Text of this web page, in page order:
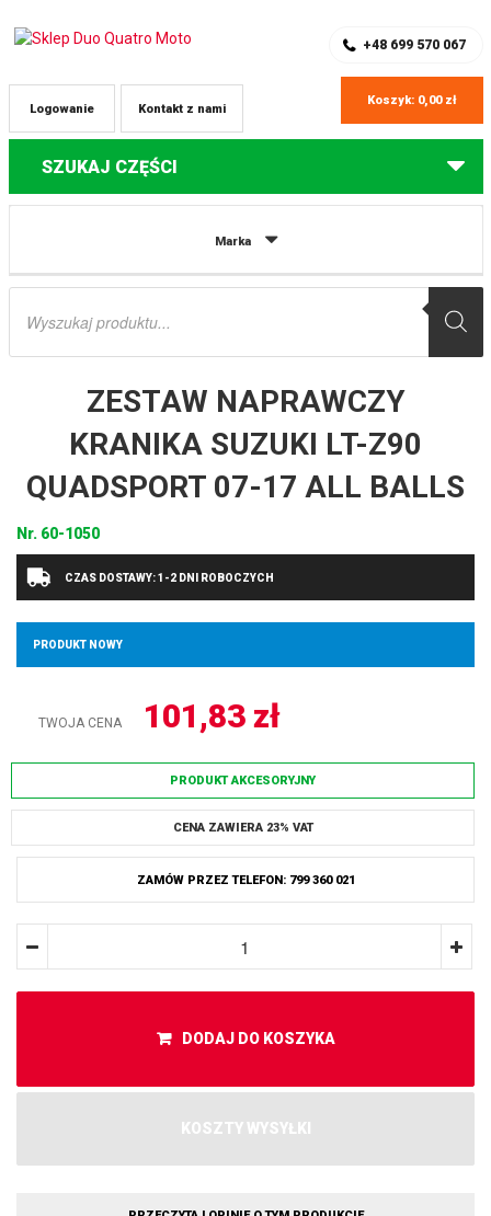
+48 699 570 067
Kontakt z nami
Logowanie
Koszyk: 0,00 zł
SZUKAJ CZĘŚCI
Marka
Wyszukiwarka
Części do quadów Suzuki
ZESTAW NAPRAWCZY
KRANIKA SUZUKI LT-Z90
QUADSPORT 07-17 ALL BALLS
Nr. 60-1050
CZAS DOSTAWY: 1-2 DNI ROBOCZYCH
PRODUKT NOWY
TWOJA CENA 101,83 zł
PRODUKT AKCESORYJNY
CENA ZAWIERA 23% VAT
ZAMÓW PRZEZ TELEFON: 799 360 021
DODAJ DO KOSZYKA
KOSZTY WYSYŁKI